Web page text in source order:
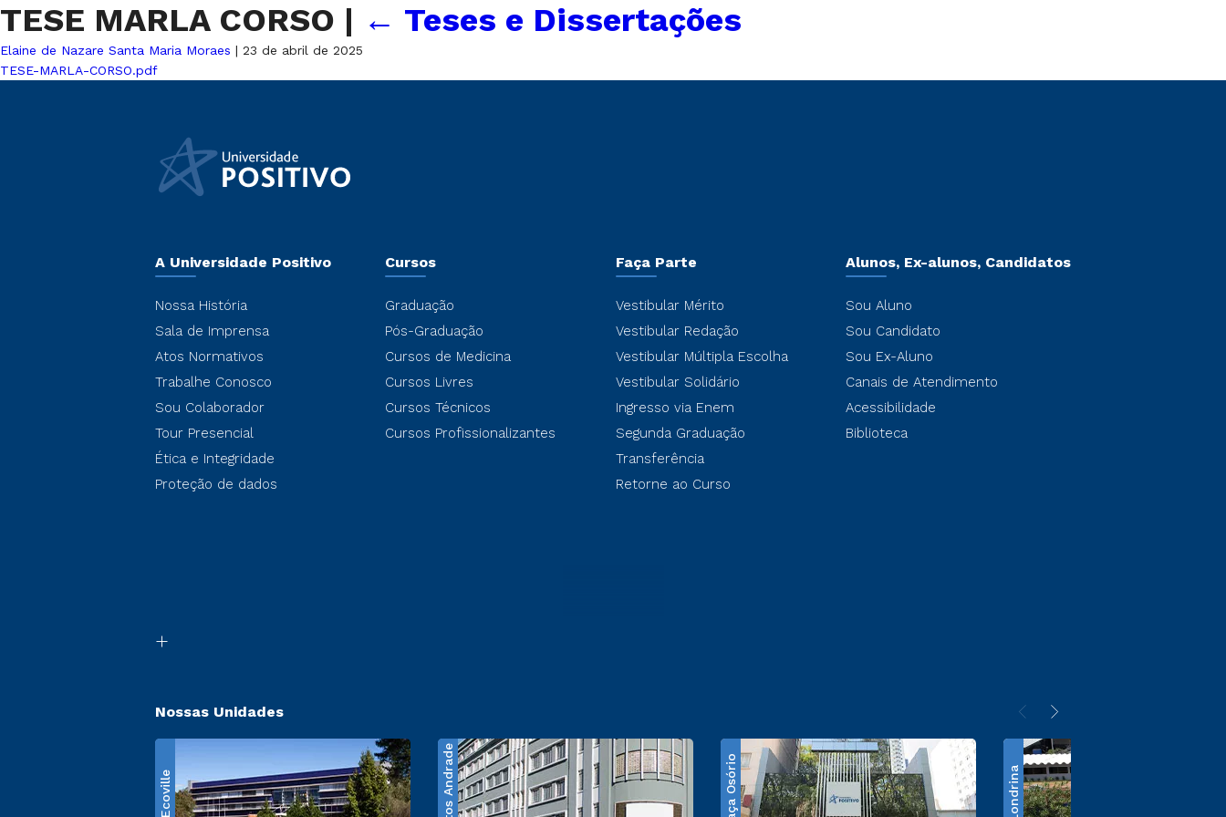
TESE MARLA CORSO | ← Teses e Dissertações
Elaine de Nazare Santa Maria Moraes | 23 de abril de 2025
TESE-MARLA-CORSO.pdf
A Universidade Positivo
Nossa História
Sala de Imprensa
Atos Normativos
Trabalhe Conosco
Sou Colaborador
Tour Presencial
Ética e Integridade
Proteção de dados
Cursos
Graduação
Pós-Graduação
Cursos de Medicina
Cursos Livres
Cursos Técnicos
Cursos Profissionalizantes
Faça Parte
Vestibular Mérito
Vestibular Redação
Vestibular Múltipla Escolha
Vestibular Solidário
Ingresso via Enem
Segunda Graduação
Transferência
Retorne ao Curso
Alunos, Ex-alunos, Candidatos
Sou Aluno
Sou Candidato
Sou Ex-Aluno
Canais de Atendimento
Acessibilidade
Biblioteca
Nossas Unidades
Ecoville Santos Andrade Praça Osório Londrina